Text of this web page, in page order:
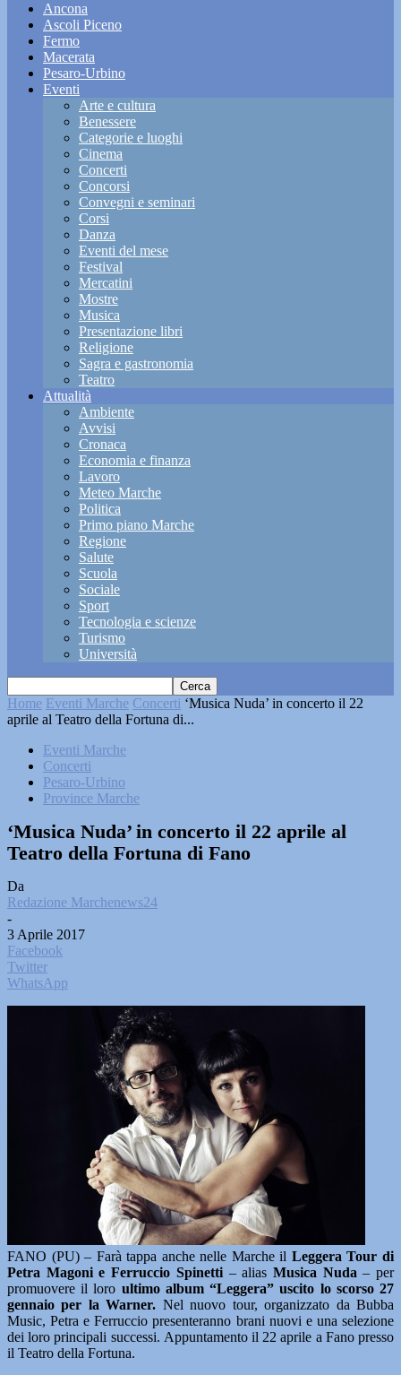
Ancona
Ascoli Piceno
Fermo
Macerata
Pesaro-Urbino
Eventi
Arte e cultura
Benessere
Categorie e luoghi
Cinema
Concerti
Concorsi
Convegni e seminari
Corsi
Danza
Eventi del mese
Festival
Mercatini
Mostre
Musica
Presentazione libri
Religione
Sagra e gastronomia
Teatro
Attualità
Ambiente
Avvisi
Cronaca
Economia e finanza
Lavoro
Meteo Marche
Politica
Primo piano Marche
Regione
Salute
Scuola
Sociale
Sport
Tecnologia e scienze
Turismo
Università
Home Eventi Marche Concerti ‘Musica Nuda’ in concerto il 22
aprile al Teatro della Fortuna di...
Eventi Marche
Concerti
Pesaro-Urbino
Province Marche
‘Musica Nuda’ in concerto il 22 aprile al
Teatro della Fortuna di Fano
Da
Redazione Marchenews24
-
3 Aprile 2017
Facebook
Twitter
WhatsApp
FANO (PU) – Farà tappa anche nelle Marche il Leggera Tour di
Petra Magoni e Ferruccio Spinetti– alias Musica Nuda– per
promuovere il loro ultimo album “Leggera” uscito lo scorso 27
gennaio per la Warner. Nel nuovo tour, organizzato da Bubba
Music, Petra e Ferruccio presenteranno brani nuovi e una selezione
dei loro principali successi. Appuntamento il 22 aprile a Fano presso
il Teatro della Fortuna.